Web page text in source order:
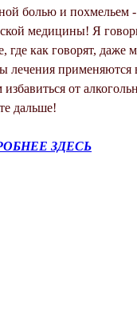
болью и похмельем
медицины! Я
где как говорят, даже
лечения применяются
от
дальше!
ЗДЕСЬ